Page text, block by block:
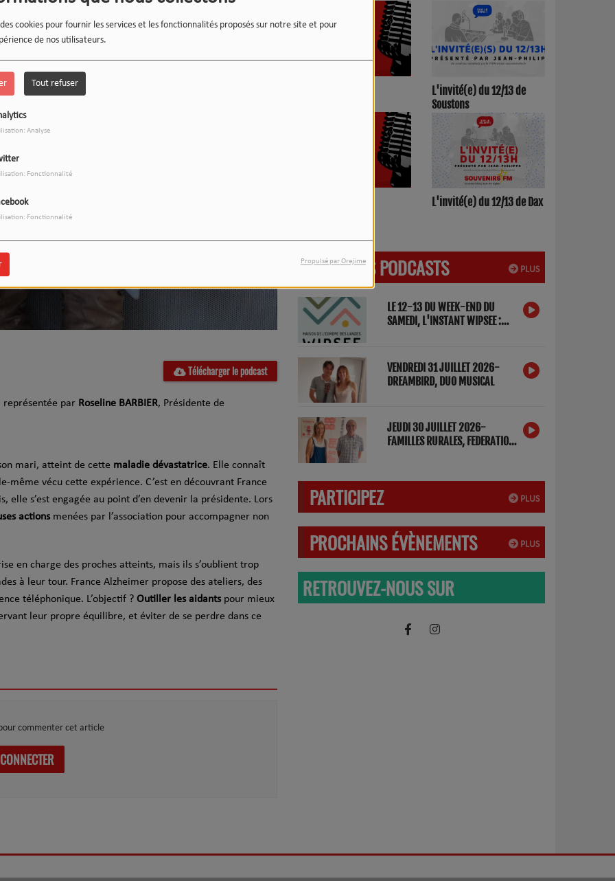
cookies pour fournir les services et les fonctionnalités proposés sur notre site et pour
de nos utilisateurs.
Tout refuser
Analyse
Fonctionnalité
Fonctionnalité
Propulsé par Orejime
Télécharger le podcast
représentée par Roseline BARBIER, Présidente de
mari, atteint de cette maladie dévastatrice. Elle connaît
même vécu cette expérience. C’est en découvrant France
elle s’est engagée au point d’en devenir la présidente. Lors
actionsmenées par l’association pour accompagner non
en charge des proches atteints, mais ils s’oublient trop
à leur tour. France Alzheimer propose des ateliers, des
téléphonique. L’objectif ? Outiller les aidantspour mieux
leur propre équilibre, et éviter de se perdre dans ce
commenter cet article
L'invité(e) du 12/13 de
Soustons
L'invité(e) du 12/13 de Dax
PLUS
DERNIERS PODCASTS
LE 12-13 DU WEEK-END DU
SAMEDI, L'INSTANT WIPSEE :
VENDREDI 31 JUILLET 2026-
DREAMBIRD, DUO MUSICAL
JEUDI 30 JUILLET 2026-
FAMILLES RURALES, FEDERATION
PLUS
PARTICIPEZ
PLUS
PROCHAINS ÉVÈNEMENTS
RETROUVEZ-NOUS SUR